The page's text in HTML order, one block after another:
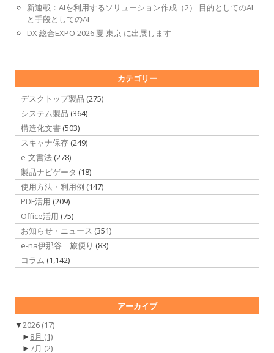
新連載：AIを利用するソリューション作成（2） 目的としてのAI
と手段としてのAI
DX 総合EXPO 2026 夏 東京 に出展します
カテゴリー
デスクトップ製品 (275)
システム製品 (364)
構造化文書 (503)
スキャナ保存 (249)
e-文書法 (278)
製品ナビゲータ (18)
使用方法・利用例 (147)
PDF活用 (209)
Office活用 (75)
お知らせ・ニュース (351)
e-na伊那谷 旅便り (83)
コラム (1,142)
アーカイブ
▼2026 (17)
► 8月 (1)
► 7月 (2)